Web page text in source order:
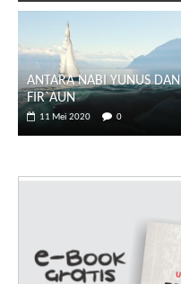
ANTARA NABI YUNUS DAN
FIR`AUN
11 Mei 2020 0